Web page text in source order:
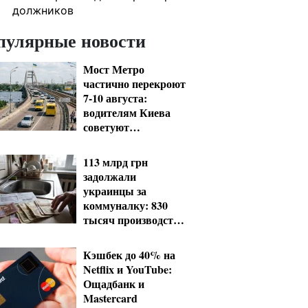
должников
новости
Мост Метро
частично перекроют
7-10 августа:
водителям Киева
советуют
113 млрд грн
задолжали
украинцы за
коммуналку: 830
тысяч производств
должников
Кэшбек до 40% на
Netflix и YouTube:
Ощадбанк и
Mastercard